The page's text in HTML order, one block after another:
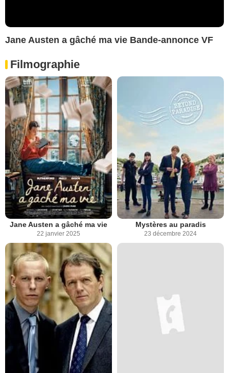
Jane Austen a gâché ma vie Bande-annonce VF
Filmographie
Jane Austen a gâché ma vie
22 janvier 2025
Mystères au paradis
23 décembre 2024